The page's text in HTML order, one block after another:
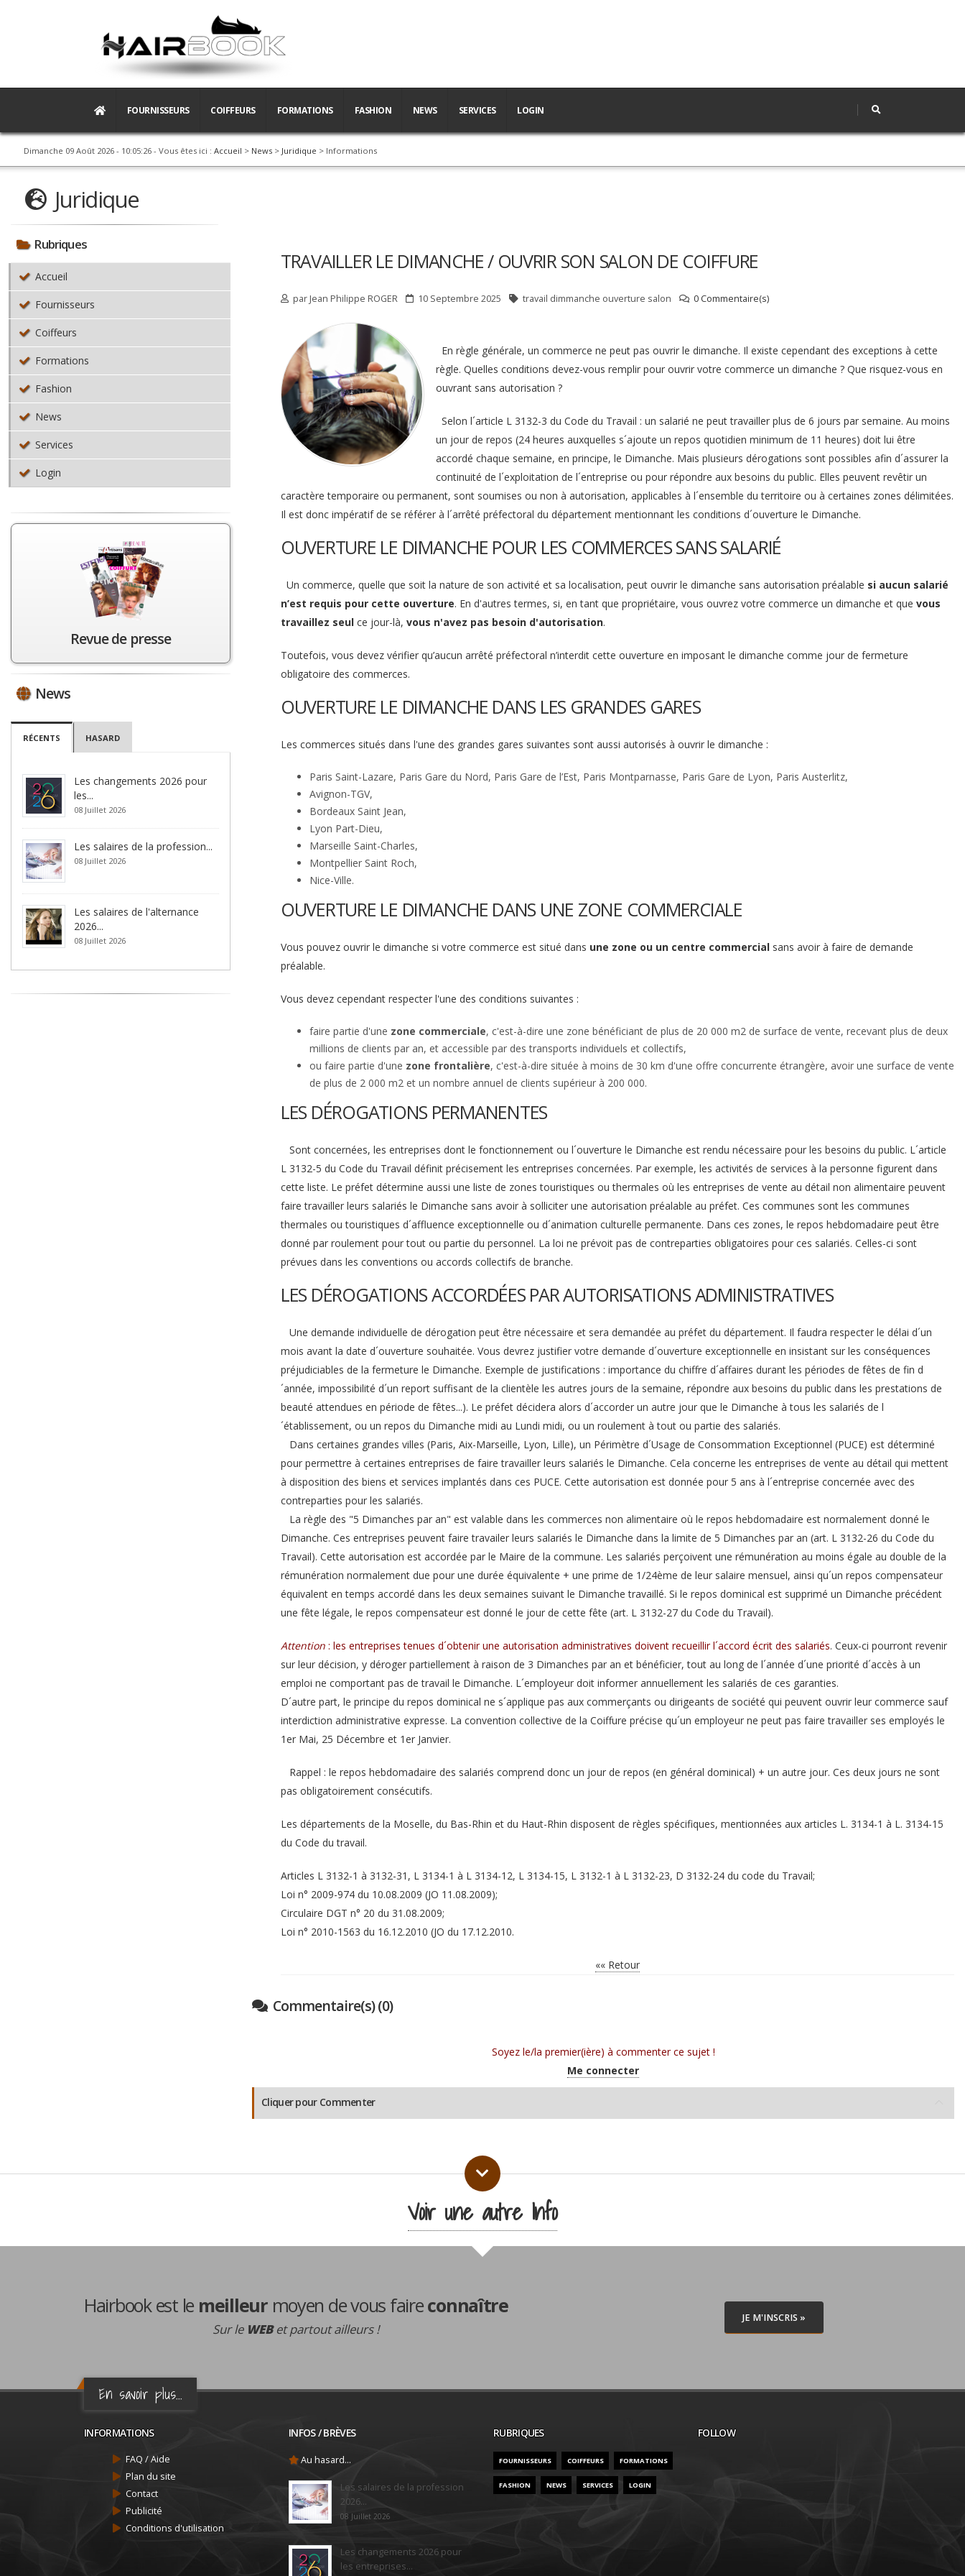
FOURNISSEURS COIFFEURS FORMATIONS FASHION NEWS SERVICES LOGIN
Dimanche 09 Août 2026 - 10:05:27 - Vous êtes ici : Accueil > News > Juridique > Informations
Juridique
Rubriques
Accueil
Fournisseurs
Coiffeurs
Formations
Fashion
News
Services
Login
Revue de presse
News
RÉCENTS HASARD
Les changements 2026 pour
les...
08 Juillet 2026
Les salaires de la profession...
08 Juillet 2026
Les salaires de l'alternance
2026...
08 Juillet 2026
TRAVAILLER LE DIMANCHE / OUVRIR SON SALON DE COIFFURE
par Jean Philippe ROGER 10 Septembre 2025 travail dimmanche ouverture salon 0 Commentaire(s)
En règle générale, un commerce ne peut pas ouvrir le dimanche. Il existe cependant des exceptions à cette
règle. Quelles conditions devez-vous remplir pour ouvrir votre commerce un dimanche ? Que risquez-vous en
ouvrant sans autorisation ?
Selon l´article L 3132-3 du Code du Travail : un salarié ne peut travailler plus de 6 jours par semaine. Au moins
un jour de repos (24 heures auxquelles s´ajoute un repos quotidien minimum de 11 heures) doit lui être
accordé chaque semaine, en principe, le Dimanche. Mais plusieurs dérogations sont possibles afin d´assurer la
continuité de l´exploitation de l´entreprise ou pour répondre aux besoins du public. Elles peuvent revêtir un
caractère temporaire ou permanent, sont soumises ou non à autorisation, applicables à l´ensemble du territoire ou à certaines zones délimitées.
Il est donc impératif de se référer à l´arrêté préfectoral du département mentionnant les conditions d´ouverture le Dimanche.
OUVERTURE LE DIMANCHE POUR LES COMMERCES SANS SALARIÉ
Un commerce, quelle que soit la nature de son activité et sa localisation, peut ouvrir le dimanche sans autorisation préalable si aucun salarié
n’est requis pour cette ouverture. En d'autres termes, si, en tant que propriétaire, vous ouvrez votre commerce un dimanche et que vous
travaillez seul ce jour-là, vous n'avez pas besoin d'autorisation.
Toutefois, vous devez vérifier qu’aucun arrêté préfectoral n’interdit cette ouverture en imposant le dimanche comme jour de fermeture
obligatoire des commerces.
OUVERTURE LE DIMANCHE DANS LES GRANDES GARES
Les commerces situés dans l'une des grandes gares suivantes sont aussi autorisés à ouvrir le dimanche :
Paris Saint-Lazare, Paris Gare du Nord, Paris Gare de l’Est, Paris Montparnasse, Paris Gare de Lyon, Paris Austerlitz,
Avignon-TGV,
Bordeaux Saint Jean,
Lyon Part-Dieu,
Marseille Saint-Charles,
Montpellier Saint Roch,
Nice-Ville.
OUVERTURE LE DIMANCHE DANS UNE ZONE COMMERCIALE
Vous pouvez ouvrir le dimanche si votre commerce est situé dans une zone ou un centre commercial sans avoir à faire de demande
préalable.
Vous devez cependant respecter l'une des conditions suivantes :
faire partie d'une zone commerciale, c'est-à-dire une zone bénéficiant de plus de 20 000 m2 de surface de vente, recevant plus de deux
millions de clients par an, et accessible par des transports individuels et collectifs,
ou faire partie d'une zone frontalière, c'est-à-dire située à moins de 30 km d'une offre concurrente étrangère, avoir une surface de vente
de plus de 2 000 m2 et un nombre annuel de clients supérieur à 200 000.
LES DÉROGATIONS PERMANENTES
Sont concernées, les entreprises dont le fonctionnement ou l´ouverture le Dimanche est rendu nécessaire pour les besoins du public. L´article
L 3132-5 du Code du Travail définit précisement les entreprises concernées. Par exemple, les activités de services à la personne figurent dans
cette liste. Le préfet détermine aussi une liste de zones touristiques ou thermales où les entreprises de vente au détail non alimentaire peuvent
faire travailler leurs salariés le Dimanche sans avoir à solliciter une autorisation préalable au préfet. Ces communes sont les communes
thermales ou touristiques d´affluence exceptionnelle ou d´animation culturelle permanente. Dans ces zones, le repos hebdomadaire peut être
donné par roulement pour tout ou partie du personnel. La loi ne prévoit pas de contreparties obligatoires pour ces salariés. Celles-ci sont
prévues dans les conventions ou accords collectifs de branche.
LES DÉROGATIONS ACCORDÉES PAR AUTORISATIONS ADMINISTRATIVES
Une demande individuelle de dérogation peut être nécessaire et sera demandée au préfet du département. Il faudra respecter le délai d´un
mois avant la date d´ouverture souhaitée. Vous devrez justifier votre demande d´ouverture exceptionnelle en insistant sur les conséquences
préjudiciables de la fermeture le Dimanche. Exemple de justifications : importance du chiffre d´affaires durant les périodes de fêtes de fin d
´année, impossibilité d´un report suffisant de la clientèle les autres jours de la semaine, répondre aux besoins du public dans les prestations de
beauté attendues en période de fêtes...). Le préfet décidera alors d´accorder un autre jour que le Dimanche à tous les salariés de l
´établissement, ou un repos du Dimanche midi au Lundi midi, ou un roulement à tout ou partie des salariés.
Dans certaines grandes villes (Paris, Aix-Marseille, Lyon, Lille), un Périmètre d´Usage de Consommation Exceptionnel (PUCE) est déterminé
pour permettre à certaines entreprises de faire travailler leurs salariés le Dimanche. Cela concerne les entreprises de vente au détail qui mettent
à disposition des biens et services implantés dans ces PUCE. Cette autorisation est donnée pour 5 ans à l´entreprise concernée avec des
contreparties pour les salariés.
La règle des "5 Dimanches par an" est valable dans les commerces non alimentaire où le repos hebdomadaire est normalement donné le
Dimanche. Ces entreprises peuvent faire travailer leurs salariés le Dimanche dans la limite de 5 Dimanches par an (art. L 3132-26 du Code du
Travail). Cette autorisation est accordée par le Maire de la commune. Les salariés perçoivent une rémunération au moins égale au double de la
rémunération normalement due pour une durée équivalente + une prime de 1/24ème de leur salaire mensuel, ainsi qu´un repos compensateur
équivalent en temps accordé dans les deux semaines suivant le Dimanche travaillé. Si le repos dominical est supprimé un Dimanche précédent
une fête légale, le repos compensateur est donné le jour de cette fête (art. L 3132-27 du Code du Travail).
Attention : les entreprises tenues d´obtenir une autorisation administratives doivent recueillir l´accord écrit des salariés. Ceux-ci pourront revenir
sur leur décision, y déroger partiellement à raison de 3 Dimanches par an et bénéficier, tout au long de l´année d´une priorité d´accès à un
emploi ne comportant pas de travail le Dimanche. L´employeur doit informer annuellement les salariés de ces garanties.
D´autre part, le principe du repos dominical ne s´applique pas aux commerçants ou dirigeants de société qui peuvent ouvrir leur commerce sauf
interdiction administrative expresse. La convention collective de la Coiffure précise qu´un employeur ne peut pas faire travailler ses employés le
1er Mai, 25 Décembre et 1er Janvier.
Rappel : le repos hebdomadaire des salariés comprend donc un jour de repos (en général dominical) + un autre jour. Ces deux jours ne sont
pas obligatoirement consécutifs.
Les départements de la Moselle, du Bas-Rhin et du Haut-Rhin disposent de règles spécifiques, mentionnées aux articles L. 3134-1 à L. 3134-15
du Code du travail.
Articles L 3132-1 à 3132-31, L 3134-1 à L 3134-12, L 3134-15, L 3132-1 à L 3132-23, D 3132-24 du code du Travail;
Loi n° 2009-974 du 10.08.2009 (JO 11.08.2009);
Circulaire DGT n° 20 du 31.08.2009;
Loi n° 2010-1563 du 16.12.2010 (JO du 17.12.2010.
«« Retour
Commentaire(s) (0)
Soyez le/la premier(ière) à commenter ce sujet !
Me connecter
Cliquer pour Commenter
Voir une autre Info
Hairbook est le meilleurmoyen de vous faireconnaître
Sur le WEBet partout ailleurs !
JE M'INSCRIS »
En savoir plus...
INFORMATIONS
FAQ / Aide
Plan du site
Contact
Publicité
Conditions d'utilisation
INFOS / BRÈVES
Au hasard...
Les salaires de la profession
2026...
08 Juillet 2026
Les changements 2026 pour
les entreprises...
RUBRIQUES
FOURNISSEURS COIFFEURS FORMATIONS
FASHION NEWS SERVICES LOGIN
FOLLOW